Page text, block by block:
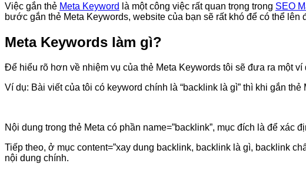
Việc gắn thẻ Meta Keyword là một công việc rất quan trọng trong SEO
bước gắn thẻ Meta Keywords, website của bạn sẽ rất khó để có thể lên
Meta Keywords làm gì?
Để hiểu rõ hơn về nhiệm vụ của thẻ Meta Keywords tôi sẽ đưa ra một
Ví dụ: Bài viết của tôi có keyword chính là “backlink là gì” thì khi gắn
Nội dung trong thẻ Meta có phần name=”backlink”, mục đích là để
Tiếp theo, ở mục content=”xay dung backlink, backlink là gì, backlink
nội dung chính.